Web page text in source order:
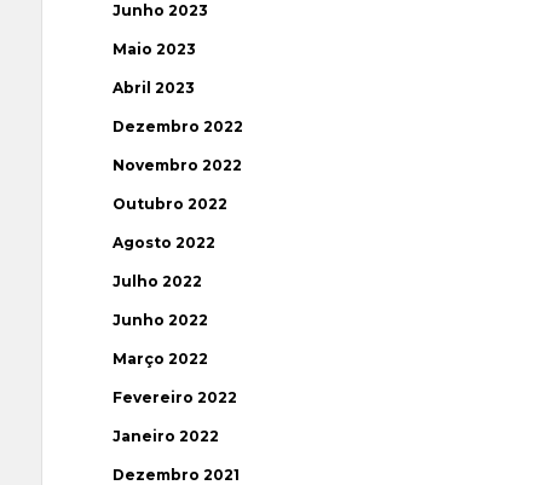
Junho 2023
Maio 2023
Abril 2023
Dezembro 2022
Novembro 2022
Outubro 2022
Agosto 2022
Julho 2022
Junho 2022
Março 2022
Fevereiro 2022
Janeiro 2022
Dezembro 2021